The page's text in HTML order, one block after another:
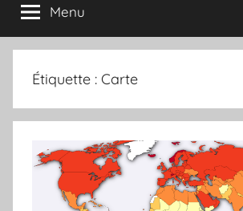
Menu
Étiquette : Carte